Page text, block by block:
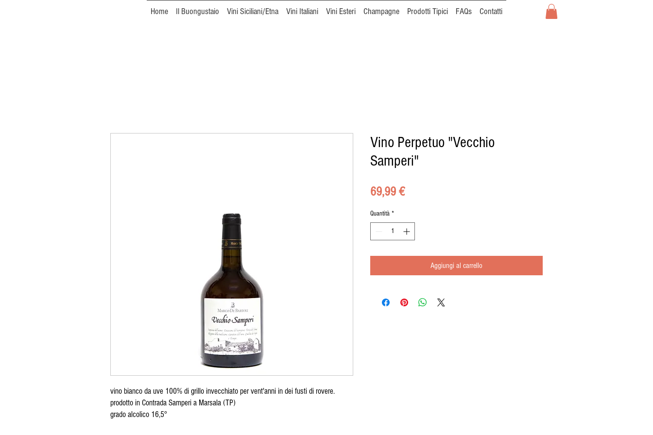
Home Il Buongustaio Vini Siciliani/Etna Vini Italiani Vini Esteri Champagne Prodotti Tipici FAQs Contatti
vino bianco da uve 100% di grillo invecchiato per vent'anni in dei fusti di rovere.
prodotto in Contrada Samperi a Marsala (TP)
grado alcolico 16,5°
Vino Perpetuo "Vecchio
Samperi"
69,99 €Prezzo
Quantità *
Aggiungi al carrello